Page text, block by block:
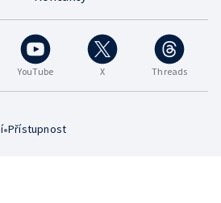
YouTube X Threads
•Přístupnost